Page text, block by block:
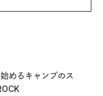
めるキャンプのス